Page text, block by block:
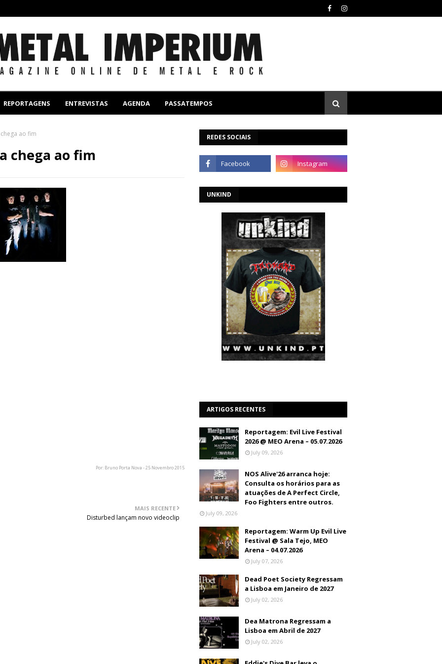
REPORTAGENS ENTREVISTAS AGENDA PASSATEMPOS
ao fim
chega ao fim
Por: Bruno Porta Nova - 25 Novembro 2015
MAIS RECENTE
Disturbed lançam novo videoclip
REDES SOCIAIS
UNKIND
ARTIGOS RECENTES
Reportagem: Evil Live Festival
2026 @ MEO Arena – 05.07.2026
July 09, 2026
NOS Alive'26 arranca hoje:
Consulta os horários para as
atuações de A Perfect Circle,
Foo Fighters entre outros.
July 09, 2026
Reportagem: Warm Up Evil Live
Festival @ Sala Tejo, MEO
Arena – 04.07.2026
July 07, 2026
Dead Poet Society Regressam
a Lisboa em Janeiro de 2027
July 02, 2026
Dea Matrona Regressam a
Lisboa em Abril de 2027
July 02, 2026